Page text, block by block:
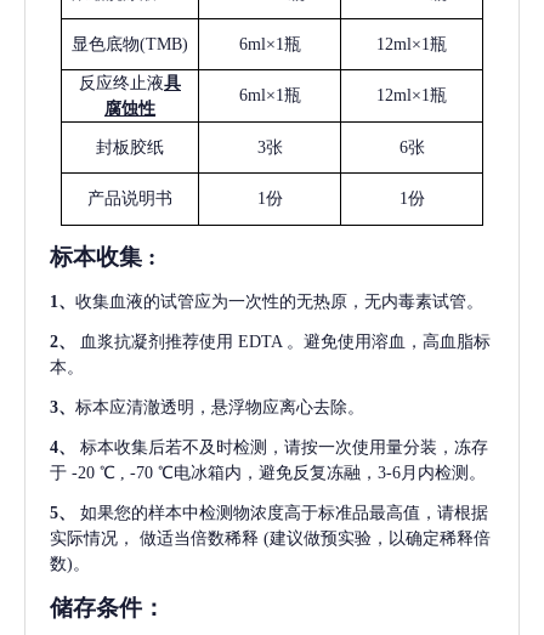
显色底物(TMB) 6ml×1瓶 12ml×1瓶
反应终止液具
腐蚀性
6ml×1瓶 12ml×1瓶
封板胶纸 3张 6张
产品说明书 1份 1份
标本收集 :
1 、 收集血液的试管应为一次性的无热原，无内毒素试管。
2、 血浆抗凝剂推荐使用 EDTA 。避免使用溶血，高血脂标
本。
3、 标本应清澈透明，悬浮物应离心去除。
4、
标本收集后若不及时检测，请按一次使用量分装，冻存
于 -20 ℃ , -70 ℃电冰箱内，避免反复冻融，3-6月内检测。
5、
如果您的样本中检测物浓度高于标准品最高值，请根据
实际情况，
做适当倍数稀释 (建议做预实验，以确定稀释倍
数)。
储存条件：